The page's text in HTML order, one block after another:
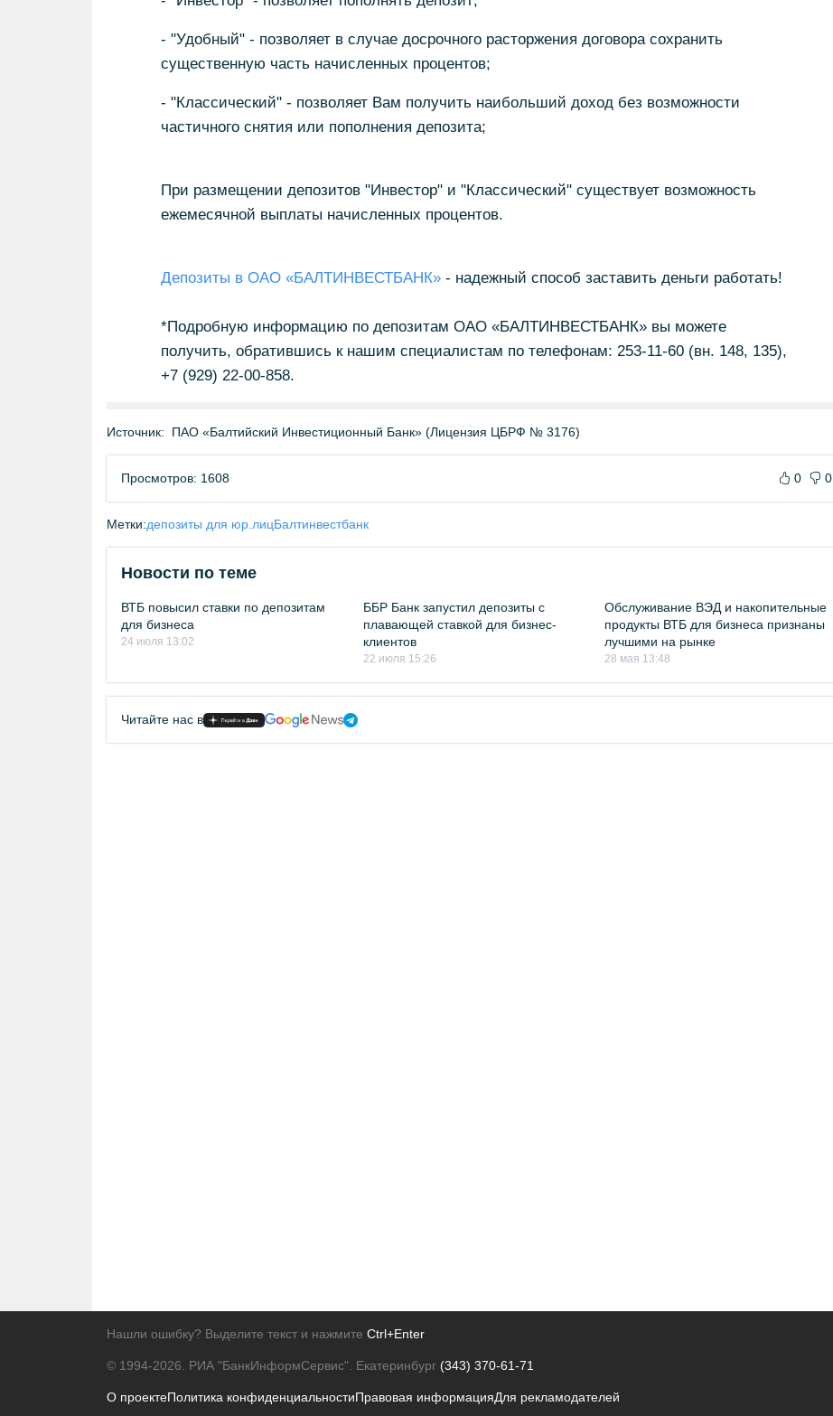
- "Удобный" - позволяет в случае досрочного расторжения договора сохранить
существенную часть начисленных процентов;
- "Классический" - позволяет Вам получить наибольший доход без возможности
частичного снятия или пополнения депозита;
При размещении депозитов "Инвестор" и "Классический" существует возможность
ежемесячной выплаты начисленных процентов.
Депозиты в ОАО «БАЛТИНВЕСТБАНК» - надежный способ заставить деньги работать!
*Подробную информацию по депозитам ОАО «БАЛТИНВЕСТБАНК» вы можете
получить, обратившись к нашим специалистам по телефонам: 253-11-60 (вн. 148, 135),
+7 (929) 22-00-858.
Источник: ПАО «Балтийский Инвестиционный Банк» (Лицензия ЦБРФ № 3176)
Просмотров: 1608 0 0
Метки:депозиты для юр.лицБалтинвестбанк
Новости по теме
ВТБ повысил ставки по депозитам
для бизнеса
24 июля 13:02
ББР Банк запустил депозиты с
плавающей ставкой для бизнес-
клиентов
22 июля 15:26
Обслуживание ВЭД и накопительные
продукты ВТБ для бизнеса признаны
лучшими на рынке
28 мая 13:48
Читайте нас в
Нашли ошибку? Выделите текст и нажмите Ctrl+Enter
© 1994-2026. РИА "БанкИнформСервис". Екатеринбург (343) 370-61-71
О проектеПолитика конфиденциальностиПравовая информацияДля рекламодателей